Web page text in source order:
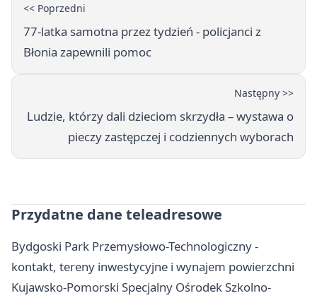
<< Poprzedni
77-latka samotna przez tydzień - policjanci z
Błonia zapewnili pomoc
Następny >>
Ludzie, którzy dali dzieciom skrzydła – wystawa o
pieczy zastępczej i codziennych wyborach
Przydatne dane teleadresowe
Bydgoski Park Przemysłowo-Technologiczny -
kontakt, tereny inwestycyjne i wynajem powierzchni
Kujawsko-Pomorski Specjalny Ośrodek Szkolno-